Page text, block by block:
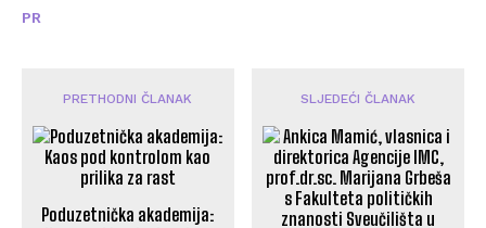
PR
PRETHODNI ČLANAK
Poduzetnička akademija:
SLJEDEĆI ČLANAK